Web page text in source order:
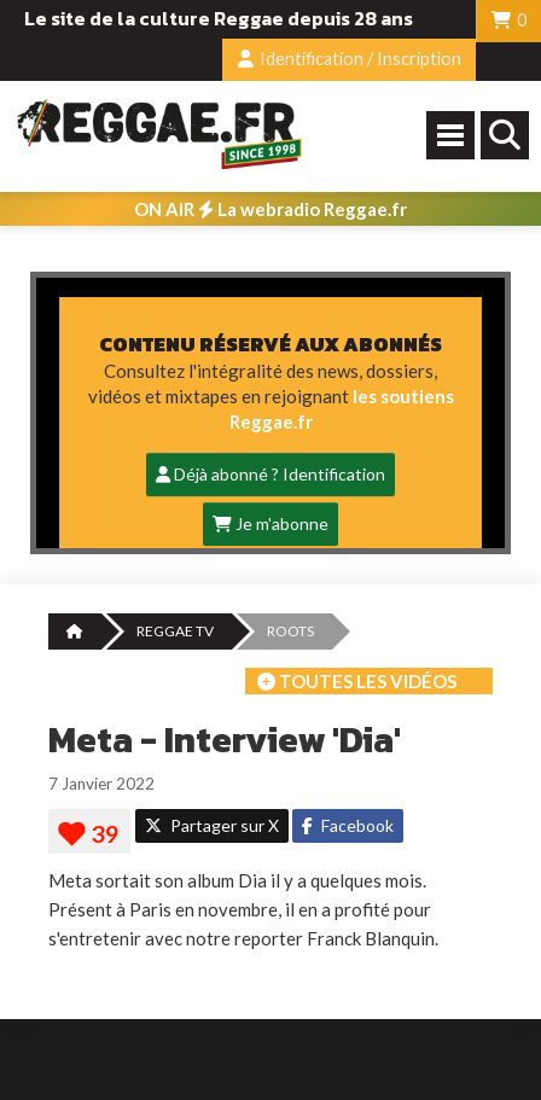
Le site de la culture Reggae depuis 28 ans
0
Identification / Inscription
ON AIR La webradio Reggae.fr
CONTENU RÉSERVÉ AUX ABONNÉS
Consultez l'intégralité des news, dossiers,
vidéos et mixtapes en rejoignant les soutiens
Reggae.fr
Déjà abonné ? Identification
Je m'abonne
REGGAE TV ROOTS
TOUTES LES VIDÉOS
Meta - Interview 'Dia'
7 Janvier 2022
Partager sur X Facebook
Meta sortait son album Dia il y a quelques mois.
Présent à Paris en novembre, il en a profité pour
s'entretenir avec notre reporter Franck Blanquin.